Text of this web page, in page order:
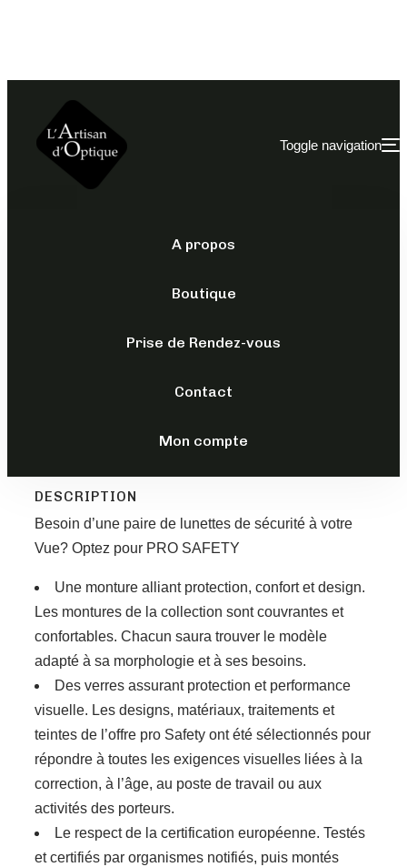
Toggle navigation
A propos
Boutique
Prise de Rendez-vous
Contact
Mon compte
CORRECTION
DESCRIPTION
Besoin d’une paire de lunettes de sécurité à votre
Vue? Optez pour PRO SAFETY
Une monture alliant protection, confort et design.
Les montures de la collection sont couvrantes et
confortables. Chacun saura trouver le modèle
adapté à sa morphologie et à ses besoins.
Des verres assurant protection et performance
visuelle. Les designs, matériaux, traitements et
teintes de l’offre pro Safety ont été sélectionnés pour
répondre à toutes les exigences visuelles liées à la
correction, à l’âge, au poste de travail ou aux
activités des porteurs.
Le respect de la certification européenne. Testés
et certifiés par organismes notifiés, puis montés